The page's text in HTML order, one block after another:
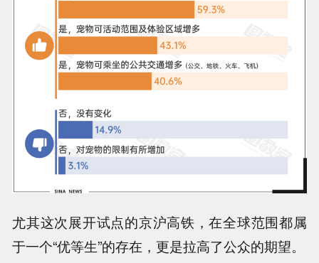
尤其这次展开试点的京沪高铁，在全球范围都属
于一个“优等生”的存在，更是拉高了公众的期望。